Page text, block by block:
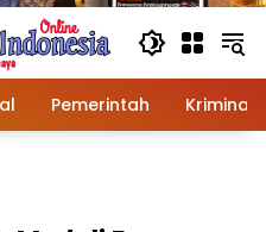
Pemerintah Kriminal